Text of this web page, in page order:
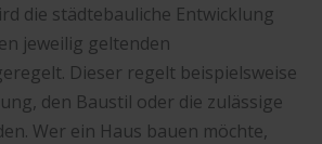
die städtebauliche Entwicklung
jeweilig geltenden
Dieser regelt beispielsweise
den Baustil oder die zulässige
Wer ein Haus bauen möchte,